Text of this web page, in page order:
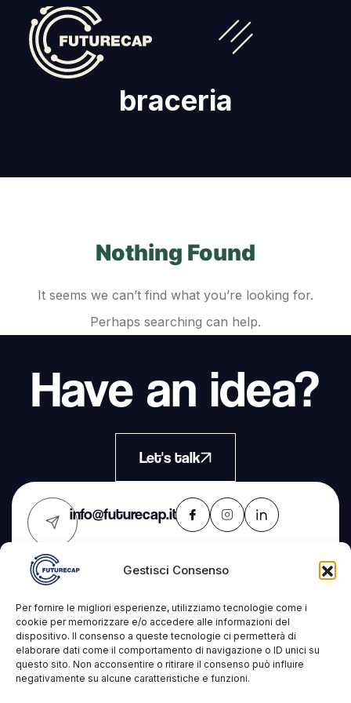
Gestisci Consenso
Per fornire le migliori esperienze, utilizziamo tecnologie come i
cookie per memorizzare e/o accedere alle informazioni del
dispositivo. Il consenso a queste tecnologie ci permetterà di
elaborare dati come il comportamento di navigazione o ID unici su
questo sito. Non acconsentire o ritirare il consenso può influire
negativamente su alcune caratteristiche e funzioni.
braceria
Nothing Found
It seems we can’t find what you’re looking for.
Perhaps searching can help.
Have an idea?
Let's talk
info@futurecap.it
Contacts
Futurecap s.r.l.s.
VAT: 09327431210
The
Company
Projects
Services
IT Consulting
Development